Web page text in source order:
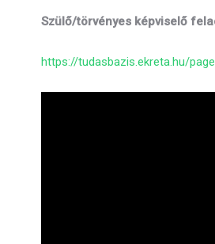
Szülő/törvényes képviselő
https://tudasbazis.ekreta.hu/